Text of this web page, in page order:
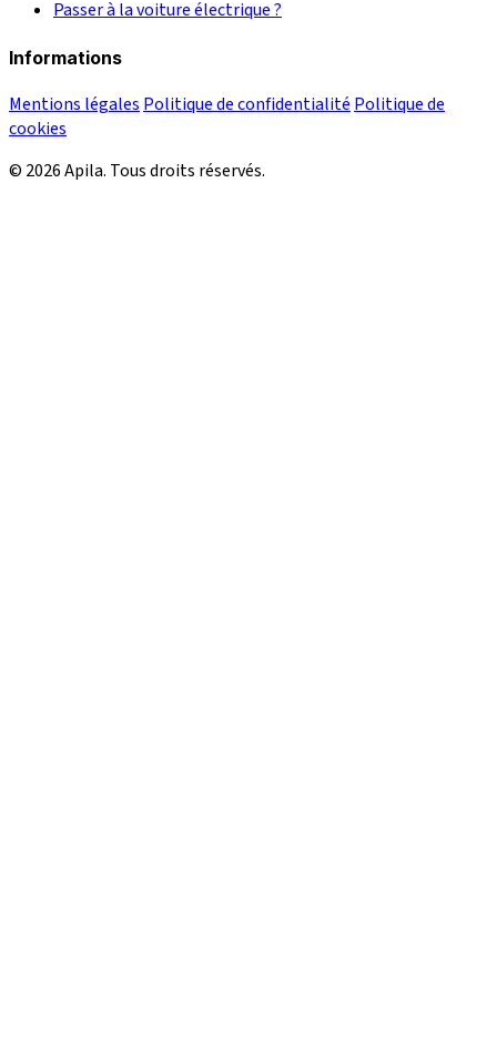
Passer à la voiture électrique ?
Informations
Mentions légales Politique de confidentialité Politique de
cookies
© 2026 Apila. Tous droits réservés.